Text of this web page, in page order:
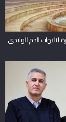
الدم الوليدي